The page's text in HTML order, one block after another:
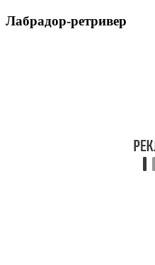
Лабрадор-ретривер